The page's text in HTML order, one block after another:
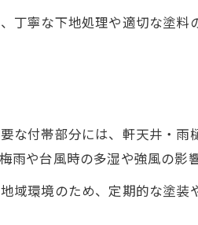
外壁塗装と付帯部分のメンテ
外壁塗装見積もりで付帯部分
外壁塗装の付帯部分費用を比較
外壁塗装で付帯部分も明確な
丁寧な下地処理や適切な塗
な付帯部分には、軒天井・
や台風時の多湿や強風の影
域環境のため、定期的な塗